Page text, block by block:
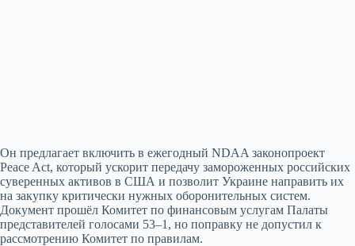
Он предлагает включить в ежегодный NDAA законопроект
Peace Act, который ускорит передачу замороженных российских
суверенных активов в США и позволит Украине направить их
на закупку критически нужных оборонительных систем.
Документ прошёл Комитет по финансовым услугам Палаты
представителей голосами 53–1, но поправку не допустил к
рассмотрению Комитет по правилам.